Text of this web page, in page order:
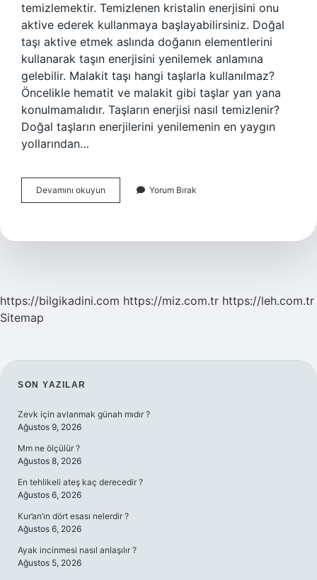
temizlemektir. Temizlenen kristalin enerjisini onu
aktive ederek kullanmaya başlayabilirsiniz. Doğal
taşı aktive etmek aslında doğanın elementlerini
kullanarak taşın enerjisini yenilemek anlamına
gelebilir. Malakit taşı hangi taşlarla kullanılmaz?
Öncelikle hematit ve malakit gibi taşlar yan yana
konulmamalıdır. Taşların enerjisi nasıl temizlenir?
Doğal taşların enerjilerini yenilemenin en yaygın
yollarından…
Devamını okuyun
Taşı
Yorum Bırak
https://bilgikadini.com https://miz.com.tr https://leh.com.tr
Sitemap
SIDEBAR
SON YAZILAR
Zevk için avlanmak günah mıdır ?
Ağustos 9, 2026
Mm ne ölçülür ?
Ağustos 8, 2026
En tehlikeli ateş kaç derecedir ?
Ağustos 6, 2026
Kur’an’ın dört esası nelerdir ?
Ağustos 6, 2026
Ayak incinmesi nasıl anlaşılır ?
Ağustos 5, 2026